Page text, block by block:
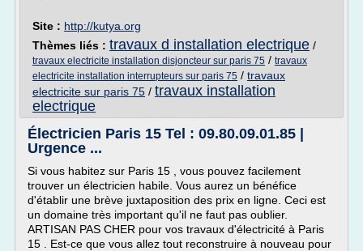
Site : http://kutya.org
Thèmes liés : travaux d installation electrique /
travaux electricite installation disjoncteur sur paris 75 / travaux
electricite installation interrupteurs sur paris 75 / travaux
electricite sur paris 75 / travaux installation
electrique
Électricien Paris 15 Tel : 09.80.09.01.85 |
Urgence ...
Si vous habitez sur Paris 15 , vous pouvez facilement
trouver un électricien habile. Vous aurez un bénéfice
d'établir une brève juxtaposition des prix en ligne. Ceci est
un domaine très important qu'il ne faut pas oublier.
ARTISAN PAS CHER pour vos travaux d'électricité à Paris
15 . Est-ce que vous allez tout reconstruire à nouveau pour